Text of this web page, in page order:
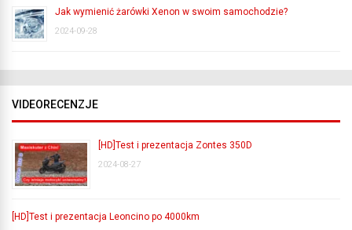
Jak wymienić żarówki Xenon w swoim samochodzie?
2024-09-28
VIDEORECENZJE
[HD]Test i prezentacja Zontes 350D
2024-08-27
[HD]Test i prezentacja Leoncino po 4000km